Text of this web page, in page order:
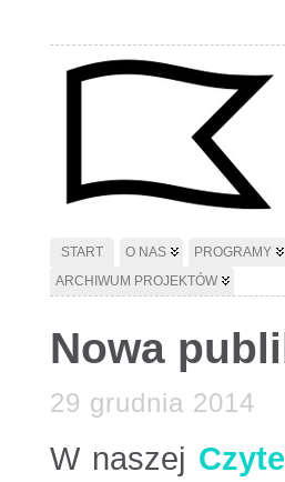
START O NAS PROGRAMY
ARCHIWUM PROJEKTÓW
Nowa
29 grudnia 2014
W naszej